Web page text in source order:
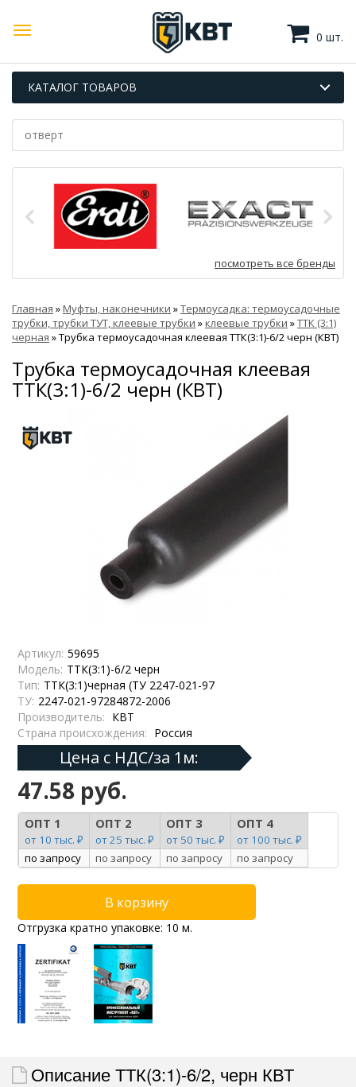
0 шт.
КАТАЛОГ ТОВАРОВ
посмотреть все бренды
Главная »Муфты, наконечники »Термоусадка: термоусадочные
трубки, трубки ТУТ, клеевые трубки »клеевые трубки »ТТК (3:1)
черная »Трубка термоусадочная клеевая ТТК(3:1)-6/2 черн (КВТ)
Трубка термоусадочная клеевая
ТТК(3:1)-6/2 черн (КВТ)
Артикул: 59695
Модель: ТТК(3:1)-6/2 черн
Тип: ТТК(3:1)черная (ТУ 2247-021-97
ТУ: 2247-021-97284872-2006
Производитель: КВТ
Страна происхождения: Россия
Цена с НДС/за 1м:
47.58 руб.
ОПТ 1
от 10 тыс. ₽
ОПТ 2
от 25 тыс. ₽
ОПТ 3
от 50 тыс. ₽
ОПТ 4
от 100 тыс. ₽
по запросу
по запросу по запросу по запросу
Отгрузка кратно упаковке: 10 м.
Описание ТТК(3:1)-6/2, черн КВТ